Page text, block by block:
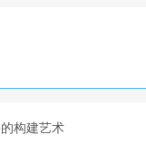
构建艺术